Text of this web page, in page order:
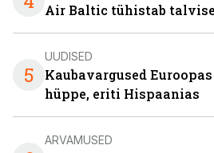
Air Baltic tühistab
5
UUDISED
Kaubavargused
hüppe, eriti Hispaanias
ARVAMUSED